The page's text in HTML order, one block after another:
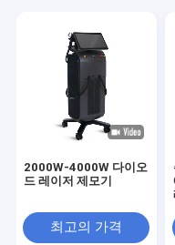
2000W-4000W 다이오
드 레이저 제모기
최고의 가격